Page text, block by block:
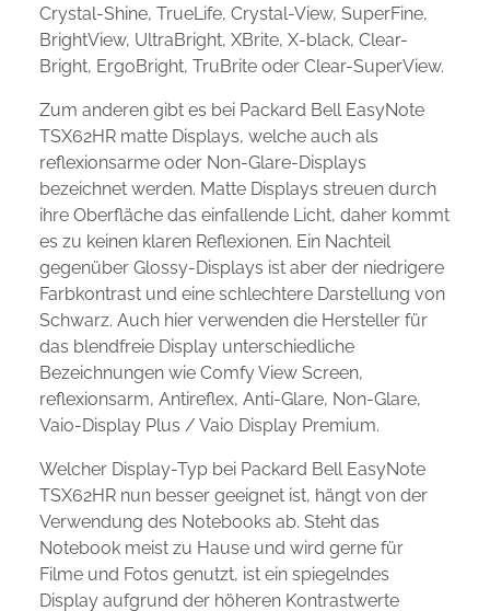
Crystal-Shine, TrueLife, Crystal-View, SuperFine,
BrightView, UltraBright, XBrite, X-black, Clear-
Bright, ErgoBright, TruBrite oder Clear-SuperView.
Zum anderen gibt es bei Packard Bell EasyNote
TSX62HR matte Displays, welche auch als
reflexionsarme oder Non-Glare-Displays
bezeichnet werden. Matte Displays streuen durch
ihre Oberfläche das einfallende Licht, daher kommt
es zu keinen klaren Reflexionen. Ein Nachteil
gegenüber Glossy-Displays ist aber der niedrigere
Farbkontrast und eine schlechtere Darstellung von
Schwarz. Auch hier verwenden die Hersteller für
das blendfreie Display unterschiedliche
Bezeichnungen wie Comfy View Screen,
reflexionsarm, Antireflex, Anti-Glare, Non-Glare,
Vaio-Display Plus / Vaio Display Premium.
Welcher Display-Typ bei Packard Bell EasyNote
TSX62HR nun besser geeignet ist, hängt von der
Verwendung des Notebooks ab. Steht das
Notebook meist zu Hause und wird gerne für
Filme und Fotos genutzt, ist ein spiegelndes
Display aufgrund der höheren Kontrastwerte